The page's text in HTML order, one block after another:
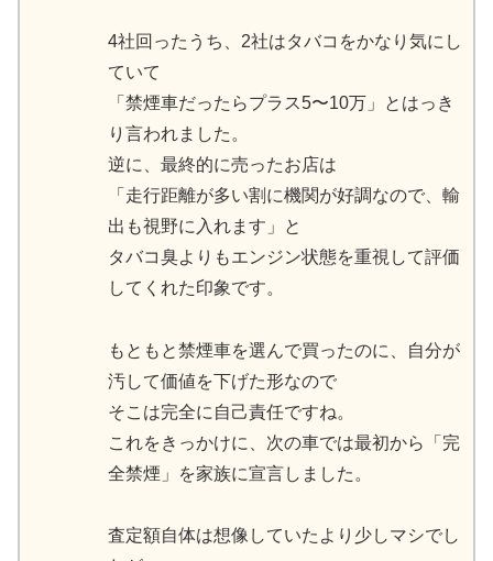
4社回ったうち、2社はタバコをかなり気にし
ていて
「禁煙車だったらプラス5〜10万」とはっき
り言われました。
逆に、最終的に売ったお店は
「走行距離が多い割に機関が好調なので、輸
出も視野に入れます」と
タバコ臭よりもエンジン状態を重視して評価
してくれた印象です。
もともと禁煙車を選んで買ったのに、自分が
汚して価値を下げた形なので
そこは完全に自己責任ですね。
これをきっかけに、次の車では最初から「完
全禁煙」を家族に宣言しました。
査定額自体は想像していたより少しマシでし